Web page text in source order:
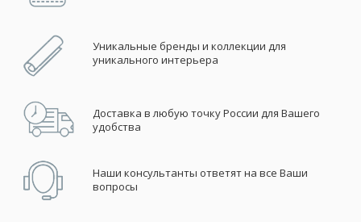
Уникальные бренды и коллекции для
уникального интерьера
Доставка в любую точку России для Вашего
удобства
Наши консультанты ответят на все Ваши
вопросы